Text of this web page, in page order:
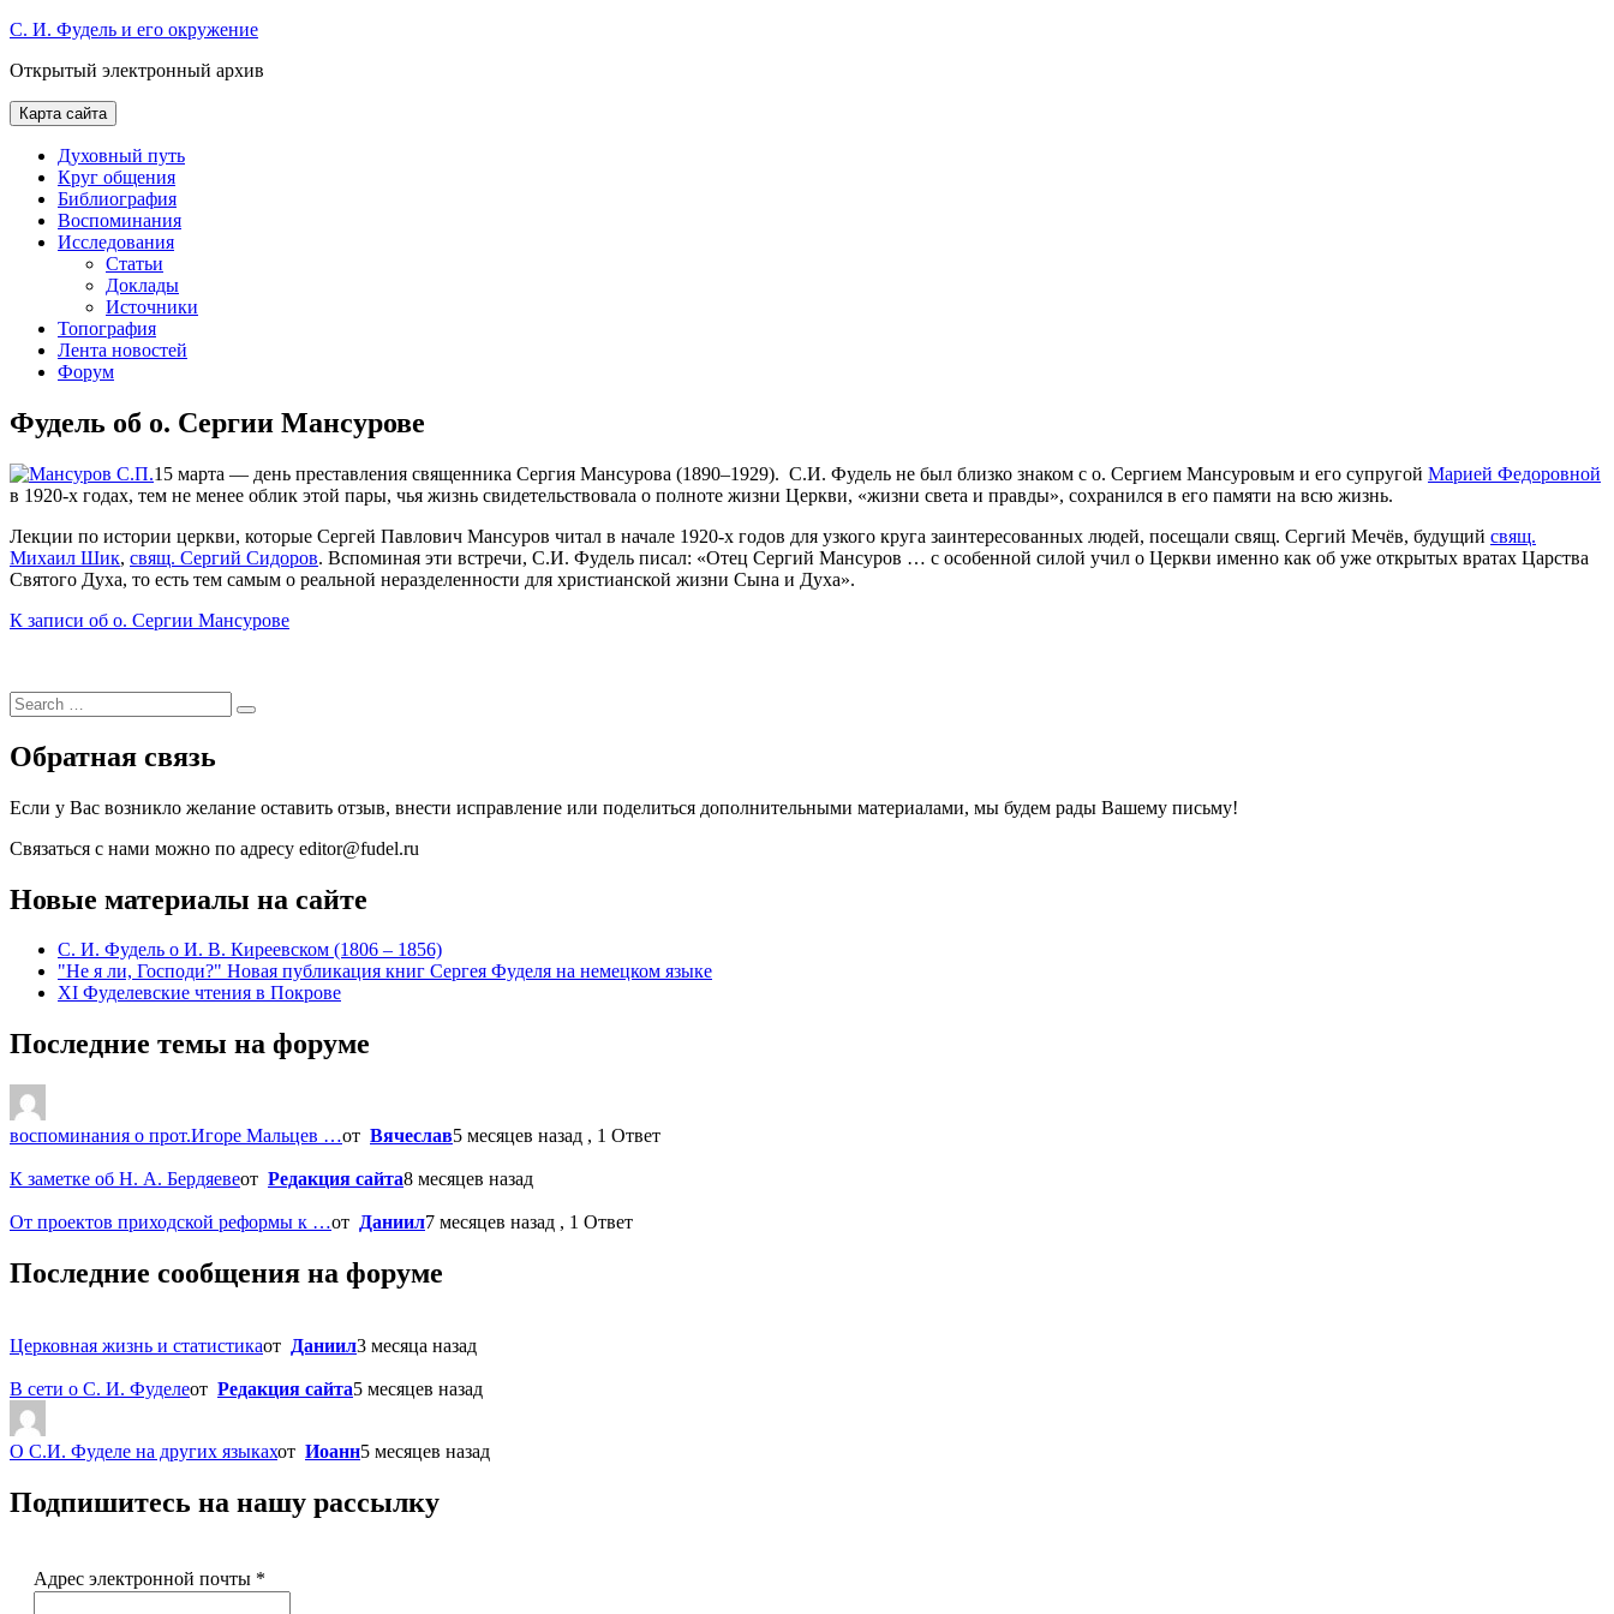
Skip
content
С. И. Фудель и его окружение
Открытый электронный архив
Карта сайта
Духовный путь
Круг общения
Библиография
Воспоминания
Исследования
Статьи
Доклады
Источники
Топография
Лента новостей
Форум
Фудель об о. Сергии Мансурове
15 марта — день преставления священника Сергия Мансурова (1890–1929). С.И. Фудель не был близко знаком с о. Сергием Мансуровым и его супругой Марией Федоровной
в 1920-х годах, тем не менее облик этой пары, чья жизнь свидетельствовала о полноте жизни Церкви, «жизни света и правды», сохранился в его памяти на всю жизнь.
Лекции по истории церкви, которые Сергей Павлович Мансуров читал в начале 1920-х годов для узкого круга заинтересованных людей, посещали свящ. Сергий Мечёв, будущий свящ.
Михаил Шик, свящ. Сергий Сидоров. Вспоминая эти встречи, С.И. Фудель писал: «Отец Сергий Мансуров … с особенной силой учил о Церкви именно как об уже открытых вратах Царства
Святого Духа, то есть тем самым о реальной неразделенности для христианской жизни Сына и Духа».
К записи об о. Сергии Мансурове
Search
for:
Search
Обратная связь
Если у Вас возникло желание оставить отзыв, внести исправление или поделиться дополнительными материалами, мы будем рады Вашему письму!
Связаться с нами можно по адресу editor@fudel.ru
Новые материалы на сайте
С. И. Фудель о И. В. Киреевском (1806 ‒ 1856)
"Не я ли, Господи?" Новая публикация книг Сергея Фуделя на немецком языке
XI Фуделевские чтения в Покрове
Последние темы на форуме
воспоминания о прот.Игоре Мальцев …от Вячеслав5 месяцев назад , 1 Ответ
К заметке об Н. А. Бердяевеот Редакция сайта8 месяцев назад
От проектов приходской реформы к …от Даниил7 месяцев назад , 1 Ответ
Последние сообщения на форуме
Церковная жизнь и статистикаот Даниил3 месяца назад
В сети о С. И. Фуделеот Редакция сайта5 месяцев назад
О С.И. Фуделе на других языкахот Иоанн5 месяцев назад
Подпишитесь на нашу рассылку
Адрес электронной почты *